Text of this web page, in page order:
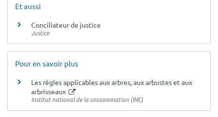
Et aussi
Conciliateur de justice
Justice
Pour en savoir plus
Les règles applicables aux arbres, aux arbustes et aux
arbrisseaux
Institut national de la consommation (INC)